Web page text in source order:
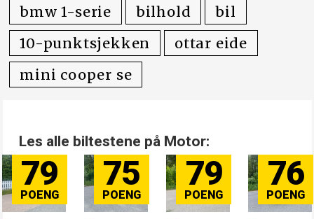
bmw 1-serie bilhold
bil
10-punktsjekken
ottar eide
mini cooper se
Les alle biltestene på Motor:
79 75 79 76